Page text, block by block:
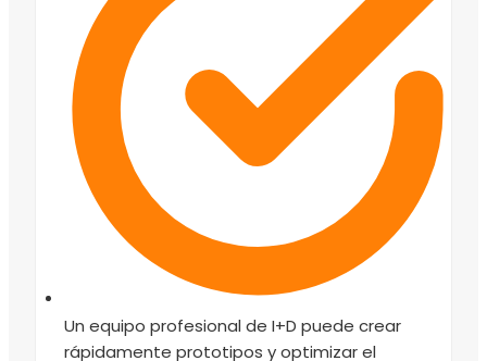
Un equipo profesional de I+D puede crear
rápidamente prototipos y optimizar el